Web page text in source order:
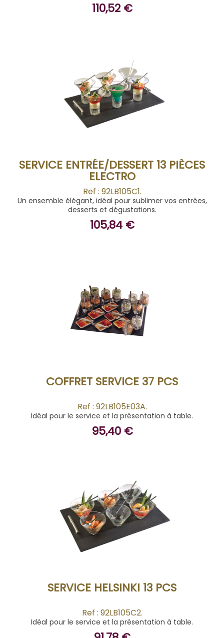
110,52 €
ACHETER
SERVICE ENTRÉE/DESSERT 13 PIÈCES
ELECTRO
Ref : 92LB105C1.
Un ensemble élégant, idéal pour sublimer vos entrées,
desserts et dégustations.
105,84 €
ACHETER
COFFRET SERVICE 37 PCS
Ref : 92LB105E03A.
Idéal pour le service et la présentation à table.
95,40 €
ACHETER
SERVICE HELSINKI 13 PCS
Ref : 92LB105C2.
Idéal pour le service et la présentation à table.